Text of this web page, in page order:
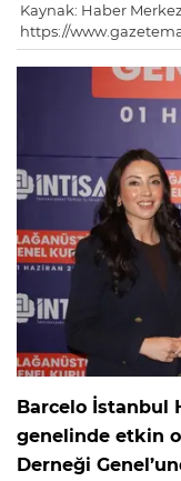
Kaynak: Haber
https://
Barcelo İstanbul
genelinde etkin
Derneği